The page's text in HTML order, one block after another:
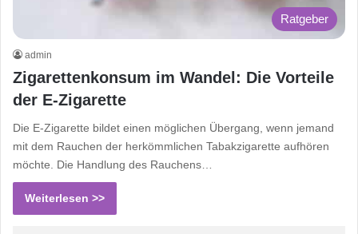
Ratgeber
admin
Zigarettenkonsum im Wandel: Die Vorteile
der E-Zigarette
Die E-Zigarette bildet einen möglichen Übergang, wenn jemand
mit dem Rauchen der herkömmlichen Tabakzigarette aufhören
möchte. Die Handlung des Rauchens…
Weiterlesen >>